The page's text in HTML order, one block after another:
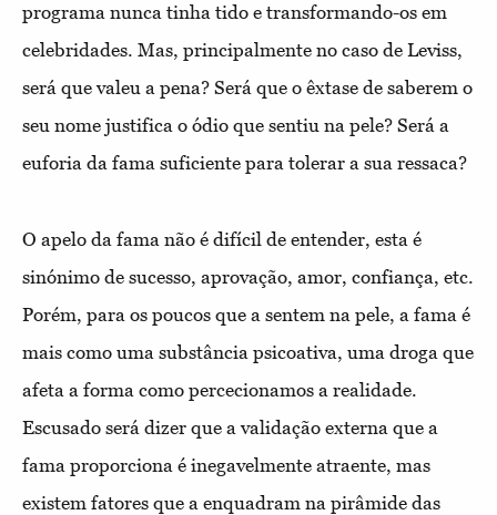
programa nunca tinha tido e transformando-os em
celebridades. Mas, principalmente no caso de Leviss,
será que valeu a pena? Será que o êxtase de saberem o
seu nome justifica o ódio que sentiu na pele? Será a
euforia da fama suficiente para tolerar a sua ressaca?
O apelo da fama não é difícil de entender, esta é
sinónimo de sucesso, aprovação, amor, confiança, etc.
Porém, para os poucos que a sentem na pele, a fama é
mais como uma substância psicoativa, uma droga que
afeta a forma como percecionamos a realidade.
Escusado será dizer que a validação externa que a
fama proporciona é inegavelmente atraente, mas
existem fatores que a enquadram na pirâmide das